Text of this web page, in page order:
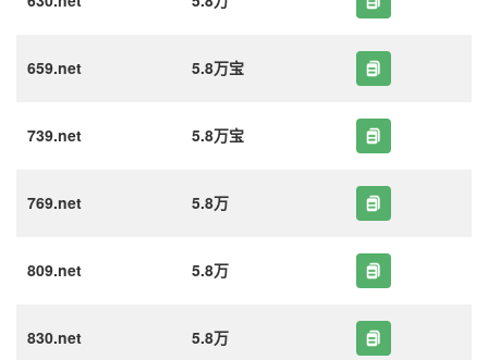
659.net 5.8万宝
739.net 5.8万宝
769.net 5.8万
809.net 5.8万
830.net 5.8万